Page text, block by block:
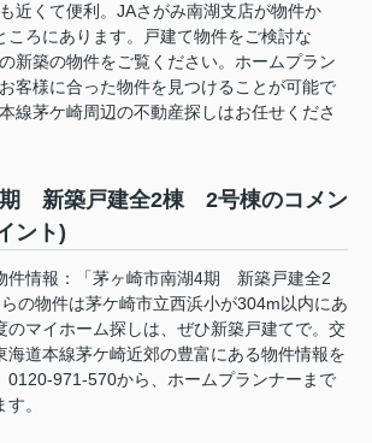
近くて便利。JAさがみ南湖支店が物件か
ころにあります。戸建て物件をご検討な
新築の物件をご覧ください。ホームプラン
客様に合った物件を見つけることが可能で
線茅ケ崎周辺の不動産探しはお任せくださ
期 新築戸建全2棟 2号棟のコメン
ント)
件情報：「茅ヶ崎市南湖4期 新築戸建全2
の物件は茅ケ崎市立西浜小が304m以内にあ
のマイホーム探しは、ぜひ新築戸建てで。交
海道本線茅ケ崎近郊の豊富にある物件情報を
0120-971-570から、ホームプランナーまで
。